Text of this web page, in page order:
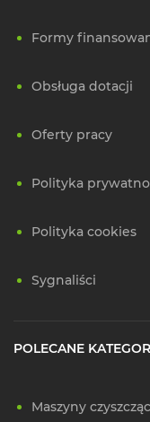
Formy
Obsługa dotacji
Oferty pracy
Polityka
Polityka cookies
Sygnaliści
POLECANE
Maszyny